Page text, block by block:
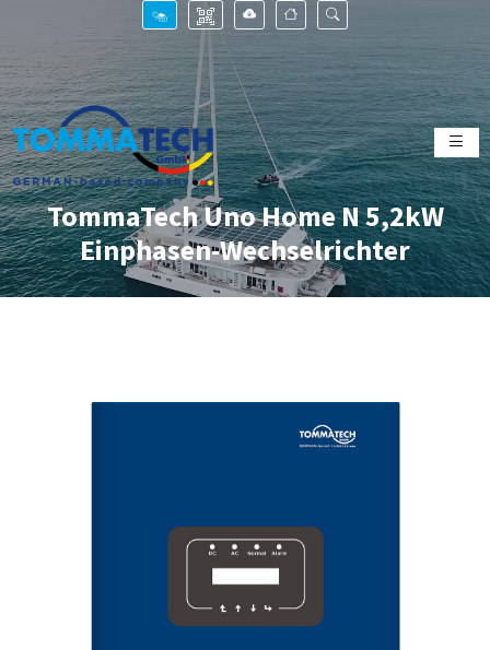
TommaTech Uno Home N 5,2kW
Einphasen-Wechselrichter